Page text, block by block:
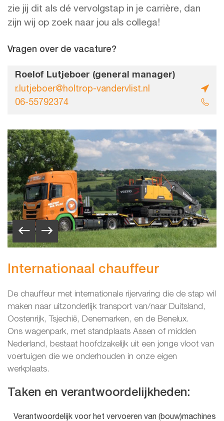
zie jij dit als dé vervolgstap in je carrière, dan
zijn wij op zoek naar jou als collega!
Vragen over de vacature?
Roelof Lutjeboer (general manager)
r.lutjeboer@holtrop-vandervlist.nl
06-55792374
Internationaal chauffeur
De chauffeur met internationale rijervaring die de stap wil
maken naar uitzonderlijk transport van/naar Duitsland,
Oostenrijk, Tsjechië, Denemarken, en de Benelux.
Ons wagenpark, met standplaats Assen of midden
Nederland, bestaat hoofdzakelijk uit een jonge vloot van
voertuigen die we onderhouden in onze eigen
werkplaats.
Taken en verantwoordelijkheden:
Verantwoordelijk voor het vervoeren van (bouw)machines